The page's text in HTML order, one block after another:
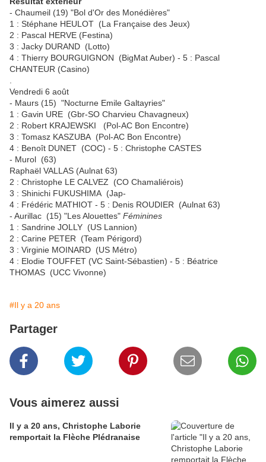
- Chaumeil (19) "Bol d'Or des Monédières"
1 : Stéphane HEULOT (La Française des Jeux)
2 : Pascal HERVE (Festina)
3 : Jacky DURAND (Lotto)
4 : Thierry BOURGUIGNON (BigMat Auber) - 5 : Pascal
CHANTEUR (Casino)
Vendredi 6 août
- Maurs (15) "Nocturne Emile Galtayries"
1 : Gavin URE (Gbr-SO Charvieu Chavagneux)
2 : Robert KRAJEWSKI (Pol-AC Bon Encontre)
3 : Tomasz KASZUBA (Pol-AC Bon Encontre)
4 : Benoît DUNET (COC) - 5 : Christophe CASTES
- Murol (63)
Raphaël VALLAS (Aulnat 63)
2 : Christophe LE CALVEZ (CO Chamaliérois)
3 : Shinichi FUKUSHIMA (Jap-
4 : Frédéric MATHIOT - 5 : Denis ROUDIER (Aulnat 63)
- Aurillac (15) "Les Alouettes" Féminines
1 : Sandrine JOLLY (US Lannion)
2 : Carine PETER (Team Périgord)
3 : Virginie MOINARD (US Métro)
4 : Elodie TOUFFET (VC Saint-Sébastien) - 5 : Béatrice
THOMAS (UCC Vivonne)
#Il y a 20 ans
Partager
Vous aimerez aussi
Il y a 20 ans, Christophe Laborie
remportait la Flèche Plédranaise